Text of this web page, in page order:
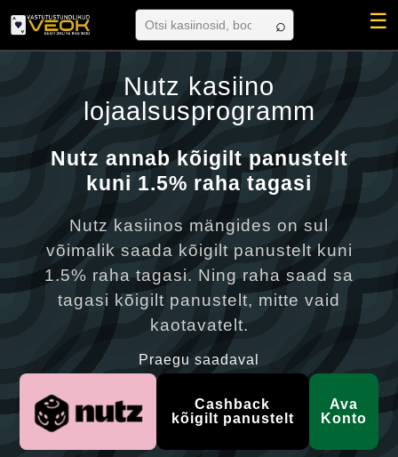
☰
Nutz kasiino
lojaalsusprogramm
Nutz annab kõigilt panustelt
kuni 1.5% raha tagasi
Nutz kasiinos mängides on sul
võimalik saada kõigilt panustelt kuni
1.5% raha tagasi. Ning raha saad sa
tagasi kõigilt panustelt, mitte vaid
kaotavatelt.
Cashback
kõigilt panustelt
Ava
Konto
Praegu saadaval